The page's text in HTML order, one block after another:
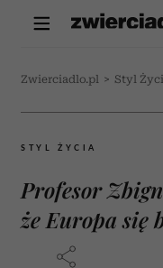
Zwierciadlo.pl > Styl
STYL ŻYCIA
Profesor
że Europa się